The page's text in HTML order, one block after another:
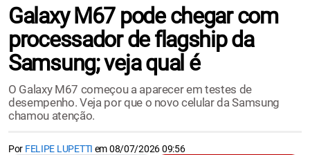
Galaxy M67 pode chegar com
processador de flagship da
Samsung; veja qual é
O Galaxy M67 começou a aparecer em testes de
desempenho. Veja por que o novo celular da Samsung
chamou atenção.
Por FELIPE LUPETTI em08/07/2026 09:56